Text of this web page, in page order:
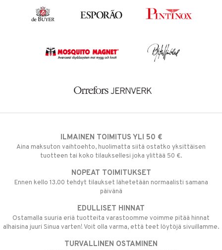
ILMAINEN TOIMITUS YLI 50 €
Aina maksuton vaihtoehto, huolimatta siitä ostatko yksittäisen
tuotteen tai koko tilauksellesi joka ylittää 50 €.
NOPEAT TOIMITUKSET
Ennen kello 13.00 tehdyt tilaukset lähetetään normaalisti samana
päivänä
EDULLISET HINNAT
Ostamalla suuria eriä tuotteita varastoomme voimme pitää hinnat
alhaisina juuri Sinua varten! Voit olla varma, että teet löytöjä sivuillamme.
TURVALLINEN OSTAMINEN